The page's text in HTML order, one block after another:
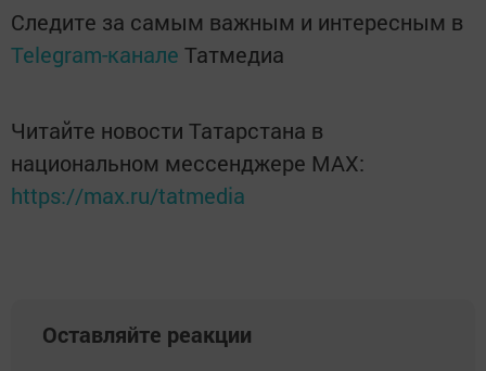
Следите за самым важным и интересным в
Telegram-канале Татмедиа
Читайте новости Татарстана в
национальном мессенджере MАХ:
https://max.ru/tatmedia
Оставляйте реакции